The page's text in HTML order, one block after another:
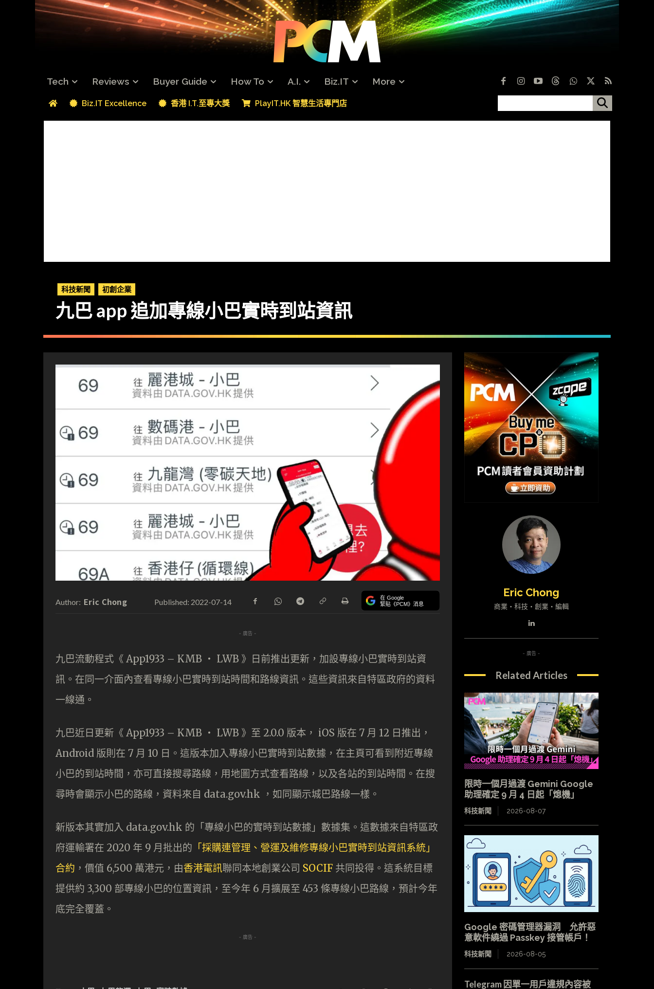
Tech Reviews Buyer Guide How To A.I. Biz.IT More
Biz.IT Excellence 香港 I.T.至專大獎 PlayIT.HK 智慧生活專門店
科技新聞 初創企業
九巴 app 追加專線小巴實時到站資訊
Author: Eric Chong Published: 2022-07-14 在 Google
緊貼《PCM》消息
- 廣告 -
九巴流動程式《 App1933 – KMB ‧ LWB 》日前推出更新，加設專線小巴實時到站資
訊。在同一介面內查看專線小巴實時到站時間和路線資訊。這些資訊來自特區政府的資料
一線通​​。
九巴近日更新《 App1933 – KMB ‧ LWB 》至 2.0.0 版本， iOS 版在 7 月 12 日推出，
Android 版則在 7 月 10 日。這版本加入專線小巴實時到站數據，在主頁可看到附近專線
小巴的到站時間，亦可直接搜尋路線，用地圖方式查看路線，以及各站的到站時間。在搜
尋時會顯示小巴的路線，資料來自 data.gov.hk ，如同顯示城巴路線一樣。
新版本其實加入 data.gov.hk 的「專線小巴的實時到站數據​​」數據集。這數據來自特區政
府運輸署在 2020 年 9 月批出的 「採購連管理、營運及維修專線小巴實時到站資訊系統」
合約 ，價值 6,500 萬港元，由香港電訊聯同本地創業公司 SOCIF 共同投得。這系統目標
提供約 3,300 部專線小巴的位置資訊，至今年 6 月擴展至 453 條專線小巴路線，預計今年
底完全覆蓋。
- 廣告 -
Eric Chong
商業・科技・創業・編輯
- 廣告 -
Related Articles
限時一個月過渡 Gemini Google
助理確定 9 月 4 日起「熄機」
科技新聞 2026-08-07
Google 密碼管理器漏洞 允許惡
意軟件繞過 Passkey 接管帳戶！
科技新聞 2026-08-05
Telegram 因單一用戶違規內容被